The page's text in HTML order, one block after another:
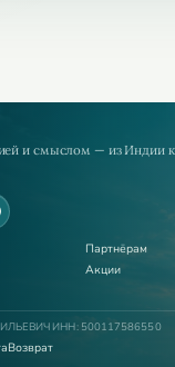
и смыслом — из Индии
Партнёрам
Акции
ИНН: 500117586550
Возврат